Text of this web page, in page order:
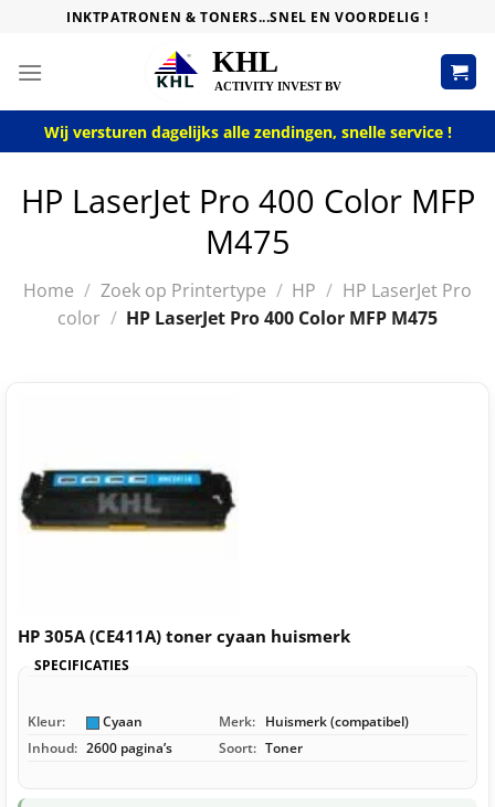
content
INKTPATRONEN & TONERS...SNEL EN VOORDELIG !
Wij versturen dagelijks alle zendingen, snelle service !
HP LaserJet Pro 400 Color MFP
M475
Home / Zoek op Printertype / HP / HP LaserJet Pro
color / HP LaserJet Pro 400 Color MFP M475
HP 305A (CE411A) toner cyaan huismerk
SPECIFICATIES
Kleur: Cyaan Merk: Huismerk (compatibel)
Inhoud: 2600 pagina’s Soort: Toner